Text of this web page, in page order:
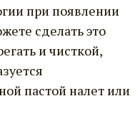
при появлении
сделать это
и чисткой,
пастой налет или